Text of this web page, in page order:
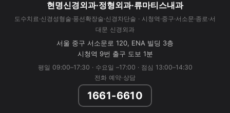
현명신경외과·정형외과·류마티스내과
도수치료·신경성형술·풍선확장술·신경차단술 · 시청역·중구·서소문·종로·서
대문 신경외과
서울 중구 서소문로 120, ENA 빌딩 3층
시청역 9번 출구 도보 1분
평일 09:00–17:30 · 수요일 –17:00 · 점심 13:00–14:30
전화 예약·상담
1661-6610